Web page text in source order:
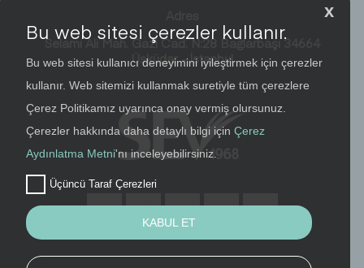
Selami Ali Mah. Gazi Cad. N:28 Bağlarbaşı 34664
Üsküdar - İstanbul
x
Bu web sitesi çerezler kullanır.
Bu web sitesi kullanıcı deneyimini iyileştirmek için çerezler
kullanır. Web sitemizi kullanmak suretiyle tüm çerezlere
Çerez Politikamız uyarınca onay vermiş olursunuz.
Çerezler hakkında daha detaylı bilgi için Çerez
Aydınlatma Metni'nı inceleyebilirsiniz.
Üçüncü Taraf Çerezleri
KABUL ET